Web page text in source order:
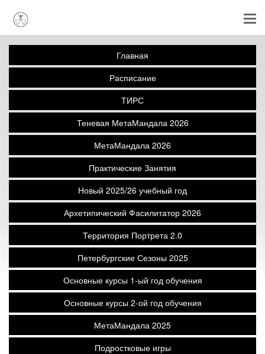
Главная
Расписание
ТИРС
Теневая МетаМандала 2026
МетаМандала 2026
Практические Занятия
Новый 2025/26 учебный год
Архетипический Фасилитатор 2026
Территория Портрета 2.0
Петербургские Сезоны 2025
Основные курсы 1-ый год обучения
Основные курсы 2-ой год обучения
МетаМандала 2025
Подростковые игры